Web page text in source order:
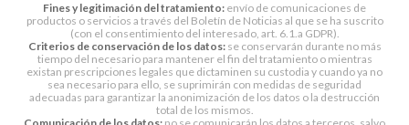
Fines y legitimación del tratamiento: envío de comunicaciones de
productos o servicios a través del Boletín de Noticias al que se ha suscrito
(con el consentimiento del interesado, art. 6.1.a GDPR).
Criterios de conservación de los datos:se conservarán durante no más
tiempo del necesario para mantener el fin del tratamiento o mientras
existan prescripciones legales que dictaminen su custodia y cuando ya no
sea necesario para ello, se suprimirán con medidas de seguridad
adecuadas para garantizar la anonimización de los datos o la destrucción
total de los mismos.